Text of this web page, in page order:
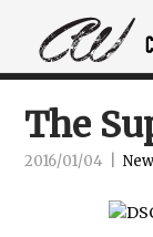
The
2016/01/04